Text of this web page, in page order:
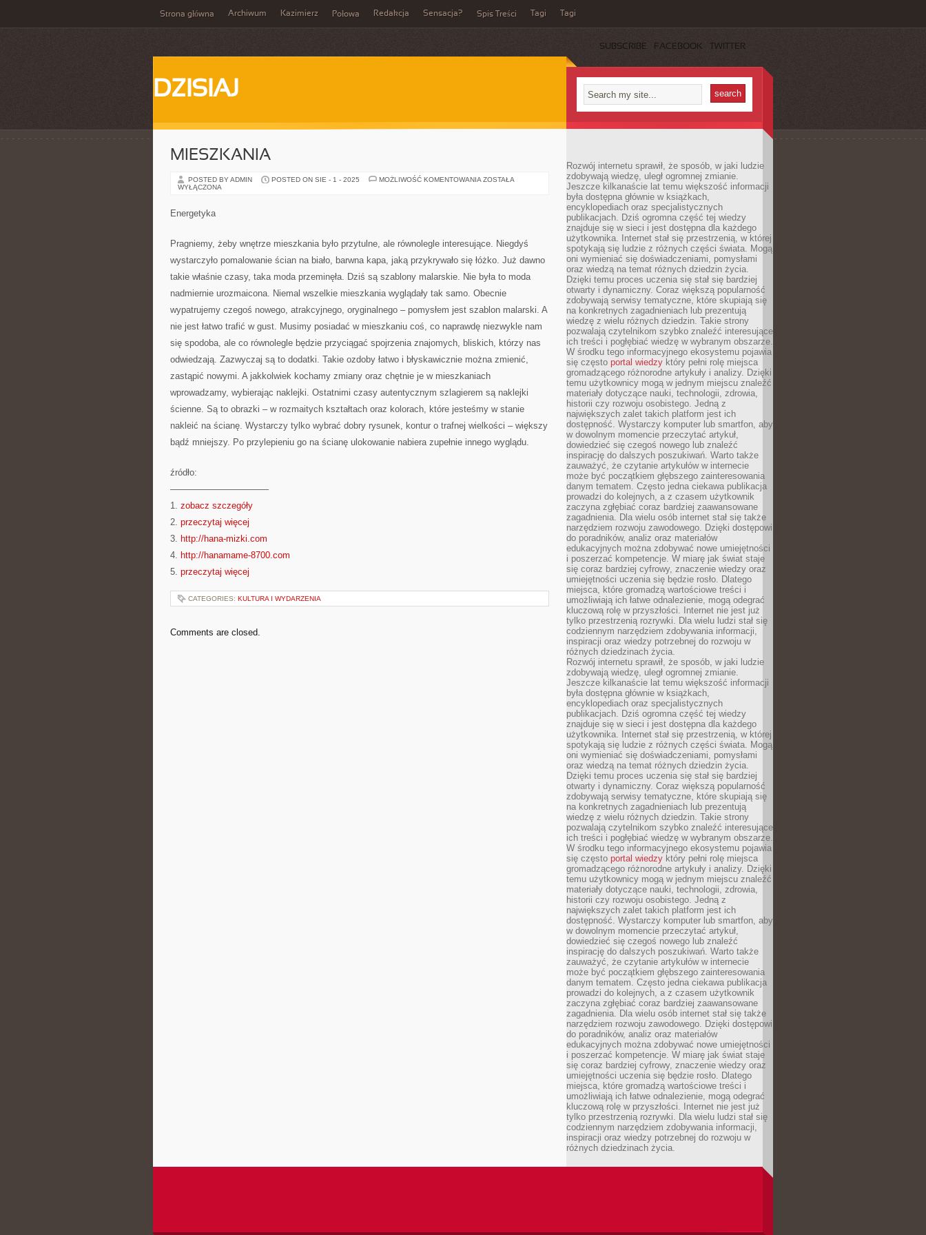
Strona główna Archiwum Kazimierz Połowa Redakcja Sensacja? Spis Treści Tagi Tagi
SUBSCRIBE FACEBOOK TWITTER
DZISIAJ
MIESZKANIA
POSTED BY ADMIN POSTED ON SIE - 1 - 2025 MOŻLIWOŚĆ KOMENTOWANIA MIESZKANIA
ZOSTAŁA
WYŁĄCZONA
Energetyka
Pragniemy, żeby wnętrze mieszkania było przytulne, ale równolegle interesujące. Niegdyś
wystarczyło pomalowanie ścian na biało, barwna kapa, jaką przykrywało się łóżko. Już dawno
takie właśnie czasy, taka moda przeminęła. Dziś są szablony malarskie. Nie była to moda
nadmiernie urozmaicona. Niemal wszelkie mieszkania wyglądały tak samo. Obecnie
wypatrujemy czegoś nowego, atrakcyjnego, oryginalnego – pomysłem jest szablon malarski. A
nie jest łatwo trafić w gust. Musimy posiadać w mieszkaniu coś, co naprawdę niezwykle nam
się spodoba, ale co równolegle będzie przyciągać spojrzenia znajomych, bliskich, którzy nas
odwiedzają. Zazwyczaj są to dodatki. Takie ozdoby łatwo i błyskawicznie można zmienić,
zastąpić nowymi. A jakkolwiek kochamy zmiany oraz chętnie je w mieszkaniach
wprowadzamy, wybierając naklejki. Ostatnimi czasy autentycznym szlagierem są naklejki
ścienne. Są to obrazki – w rozmaitych kształtach oraz kolorach, które jesteśmy w stanie
nakleić na ścianę. Wystarczy tylko wybrać dobry rysunek, kontur o trafnej wielkości – większy
bądź mniejszy. Po przylepieniu go na ścianę ulokowanie nabiera zupełnie innego wyglądu.
źródło:
———————————
1. zobacz szczegóły
2. przeczytaj więcej
3. http://hana-mizki.com
4. http://hanamame-8700.com
5. przeczytaj więcej
CATEGORIES: KULTURA I WYDARZENIA
Comments are closed.
Rozwój internetu sprawił, że sposób, w jaki ludzie
zdobywają wiedzę, uległ ogromnej zmianie.
Jeszcze kilkanaście lat temu większość informacji
była dostępna głównie w książkach,
encyklopediach oraz specjalistycznych
publikacjach. Dziś ogromna część tej wiedzy
znajduje się w sieci i jest dostępna dla każdego
użytkownika. Internet stał się przestrzenią, w której
spotykają się ludzie z różnych części świata. Mogą
oni wymieniać się doświadczeniami, pomysłami
oraz wiedzą na temat różnych dziedzin życia.
Dzięki temu proces uczenia się stał się bardziej
otwarty i dynamiczny. Coraz większą popularność
zdobywają serwisy tematyczne, które skupiają się
na konkretnych zagadnieniach lub prezentują
wiedzę z wielu różnych dziedzin. Takie strony
pozwalają czytelnikom szybko znaleźć interesujące
ich treści i pogłębiać wiedzę w wybranym obszarze.
W środku tego informacyjnego ekosystemu pojawia
się często portal wiedzy który pełni rolę miejsca
gromadzącego różnorodne artykuły i analizy. Dzięki
temu użytkownicy mogą w jednym miejscu znaleźć
materiały dotyczące nauki, technologii, zdrowia,
historii czy rozwoju osobistego. Jedną z
największych zalet takich platform jest ich
dostępność. Wystarczy komputer lub smartfon, aby
w dowolnym momencie przeczytać artykuł,
dowiedzieć się czegoś nowego lub znaleźć
inspirację do dalszych poszukiwań. Warto także
zauważyć, że czytanie artykułów w internecie
może być początkiem głębszego zainteresowania
danym tematem. Często jedna ciekawa publikacja
prowadzi do kolejnych, a z czasem użytkownik
zaczyna zgłębiać coraz bardziej zaawansowane
zagadnienia. Dla wielu osób internet stał się także
narzędziem rozwoju zawodowego. Dzięki dostępowi
do poradników, analiz oraz materiałów
edukacyjnych można zdobywać nowe umiejętności
i poszerzać kompetencje. W miarę jak świat staje
się coraz bardziej cyfrowy, znaczenie wiedzy oraz
umiejętności uczenia się będzie rosło. Dlatego
miejsca, które gromadzą wartościowe treści i
umożliwiają ich łatwe odnalezienie, mogą odegrać
kluczową rolę w przyszłości. Internet nie jest już
tylko przestrzenią rozrywki. Dla wielu ludzi stał się
codziennym narzędziem zdobywania informacji,
inspiracji oraz wiedzy potrzebnej do rozwoju w
różnych dziedzinach życia.
Rozwój internetu sprawił, że sposób, w jaki ludzie
zdobywają wiedzę, uległ ogromnej zmianie.
Jeszcze kilkanaście lat temu większość informacji
była dostępna głównie w książkach,
encyklopediach oraz specjalistycznych
publikacjach. Dziś ogromna część tej wiedzy
znajduje się w sieci i jest dostępna dla każdego
użytkownika. Internet stał się przestrzenią, w której
spotykają się ludzie z różnych części świata. Mogą
oni wymieniać się doświadczeniami, pomysłami
oraz wiedzą na temat różnych dziedzin życia.
Dzięki temu proces uczenia się stał się bardziej
otwarty i dynamiczny. Coraz większą popularność
zdobywają serwisy tematyczne, które skupiają się
na konkretnych zagadnieniach lub prezentują
wiedzę z wielu różnych dziedzin. Takie strony
pozwalają czytelnikom szybko znaleźć interesujące
ich treści i pogłębiać wiedzę w wybranym obszarze.
W środku tego informacyjnego ekosystemu pojawia
się często portal wiedzy który pełni rolę miejsca
gromadzącego różnorodne artykuły i analizy. Dzięki
temu użytkownicy mogą w jednym miejscu znaleźć
materiały dotyczące nauki, technologii, zdrowia,
historii czy rozwoju osobistego. Jedną z
największych zalet takich platform jest ich
dostępność. Wystarczy komputer lub smartfon, aby
w dowolnym momencie przeczytać artykuł,
dowiedzieć się czegoś nowego lub znaleźć
inspirację do dalszych poszukiwań. Warto także
zauważyć, że czytanie artykułów w internecie
może być początkiem głębszego zainteresowania
danym tematem. Często jedna ciekawa publikacja
prowadzi do kolejnych, a z czasem użytkownik
zaczyna zgłębiać coraz bardziej zaawansowane
zagadnienia. Dla wielu osób internet stał się także
narzędziem rozwoju zawodowego. Dzięki dostępowi
do poradników, analiz oraz materiałów
edukacyjnych można zdobywać nowe umiejętności
i poszerzać kompetencje. W miarę jak świat staje
się coraz bardziej cyfrowy, znaczenie wiedzy oraz
umiejętności uczenia się będzie rosło. Dlatego
miejsca, które gromadzą wartościowe treści i
umożliwiają ich łatwe odnalezienie, mogą odegrać
kluczową rolę w przyszłości. Internet nie jest już
tylko przestrzenią rozrywki. Dla wielu ludzi stał się
codziennym narzędziem zdobywania informacji,
inspiracji oraz wiedzy potrzebnej do rozwoju w
różnych dziedzinach życia.